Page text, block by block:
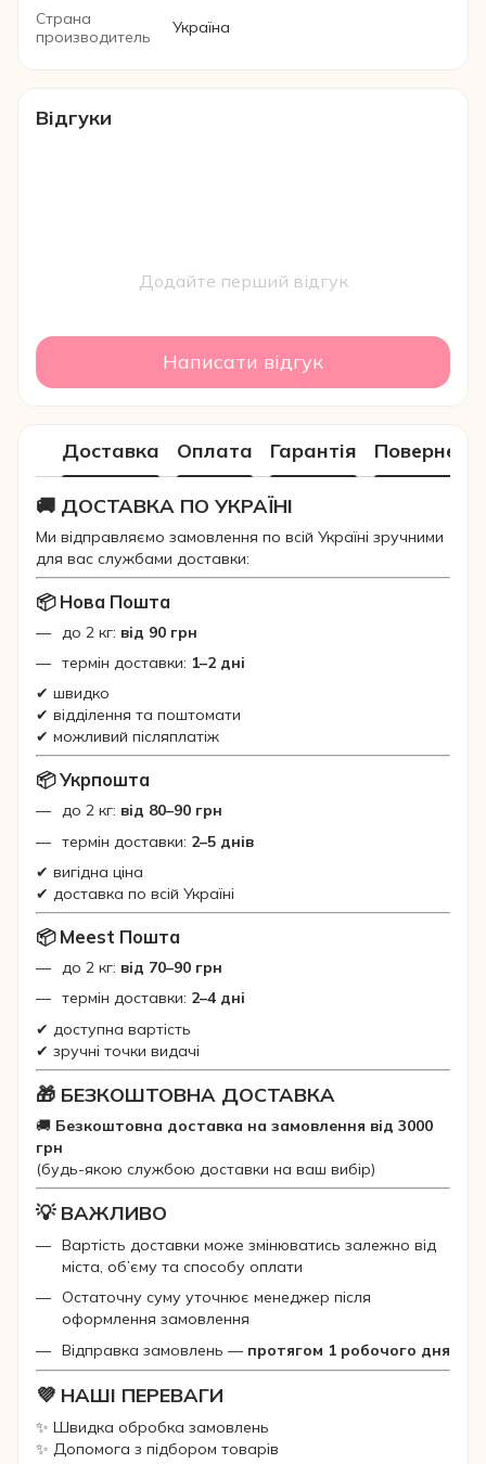
Страна
производитель
Україна
Відгуки
Додайте перший відгук
Написати відгук
Доставка Оплата Гарантія
🚚 ДОСТАВКА ПО УКРАЇНІ
Ми відправляємо замовлення по всій Україні зручними
для вас службами доставки:
📦 Нова Пошта
до 2 кг: від 90 грн
термін доставки: 1–2 дні
✔ швидко
✔ відділення та поштомати
✔ можливий післяплатіж
📦 Укрпошта
до 2 кг: від 80–90 грн
термін доставки: 2–5 днів
✔ вигідна ціна
✔ доставка по всій Україні
📦 Meest Пошта
до 2 кг: від 70–90 грн
термін доставки: 2–4 дні
✔ доступна вартість
✔ зручні точки видачі
🎁 БЕЗКОШТОВНА ДОСТАВКА
🚚 Безкоштовна доставка на замовлення від 3000
грн
(будь-якою службою доставки на ваш вибір)
💡 ВАЖЛИВО
Вартість доставки може змінюватись залежно від
міста, об’єму та способу оплати
Остаточну суму уточнює менеджер після
оформлення замовлення
Відправка замовлень — протягом 1 робочого дня
💜 НАШІ ПЕРЕВАГИ
✨ Швидка обробка замовлень
✨ Допомога з підбором товарів